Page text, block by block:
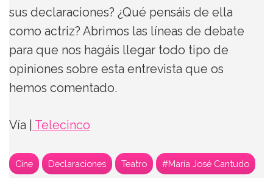
sus declaraciones? ¿Qué pensáis de ella
como actriz? Abrimos las líneas de debate
para que nos hagáis llegar todo tipo de
opiniones sobre esta entrevista que os
hemos comentado.
Vía | Telecinco
Cine Declaraciones Teatro #María José Cantudo